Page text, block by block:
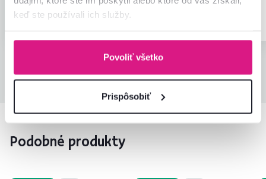
keď ste používali ich služby.
Povoliť všetko
Prispôsobiť
Overený
nákup
Užitočné
(0x)
Všetky recenzie
Podobné produkty